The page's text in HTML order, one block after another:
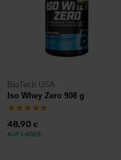
BioTech USA
Iso Whey Zero 908 g
48,90 €
AUF LAGER